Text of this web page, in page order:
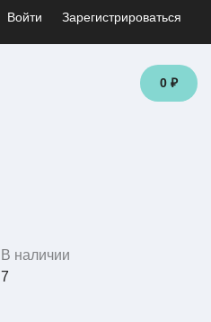
Войти Зарегистрироваться
0 ₽
В наличии
7